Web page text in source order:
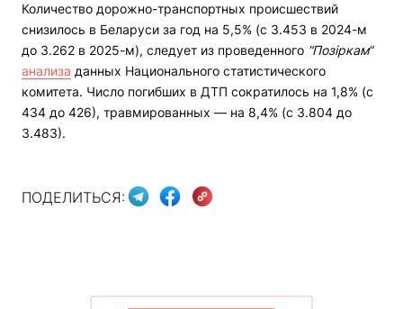
Количество дорожно-транспортных происшествий
снизилось в Беларуси за год на 5,5% (с 3.453 в 2024-м
до 3.262 в 2025-м), следует из проведенного “Позіркам“
анализа данных Национального статистического
комитета. Число погибших в ДТП сократилось на 1,8% (с
434 до 426), травмированных — на 8,4% (с 3.804 до
3.483).
ПОДЕЛИТЬСЯ: